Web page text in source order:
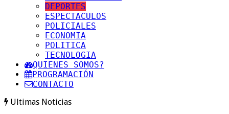
DEPORTES
ESPECTACULOS
POLICIALES
ECONOMIA
POLITICA
TECNOLOGIA
QUIENES SOMOS?
PROGRAMACIÓN
CONTACTO
Ultimas Noticias